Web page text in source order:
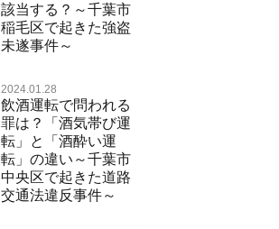
該当する？～千葉市
稲毛区で起きた強盗
未遂事件～
2024.01.28
飲酒運転で問われる
罪は？「酒気帯び運
転」と「酒酔い運
転」の違い～千葉市
中央区で起きた道路
交通法違反事件～